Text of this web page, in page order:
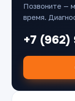
Позвоните —
время.
+7